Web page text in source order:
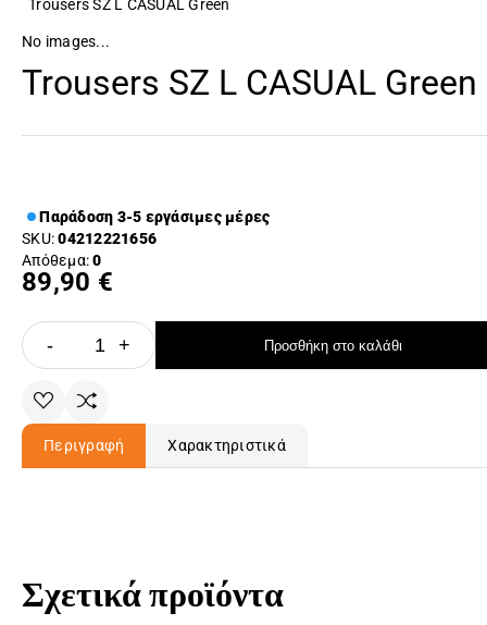
Trousers SZ L CASUAL Green
No images...
Trousers SZ L CASUAL Green
Παράδοση 3-5 εργάσιμες μέρες
SKU:04212221656
Απόθεμα:0
89,90 €
- + Προσθήκη στο καλάθι
Περιγραφή Χαρακτηριστικά
Σχετικά προϊόντα